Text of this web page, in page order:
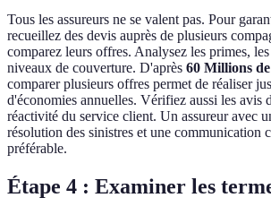
Tous les assureurs ne se valent pas. Pour
recueillez des devis auprès de plusieurs
comparez leurs offres. Analysez les primes,
niveaux de couverture. D'après 60 Millions
comparer plusieurs offres permet de réaliser
d'économies annuelles. Vérifiez aussi les avis
réactivité du service client. Un assureur avec
résolution des sinistres et une communication
préférable.
Étape 4 : Examiner les